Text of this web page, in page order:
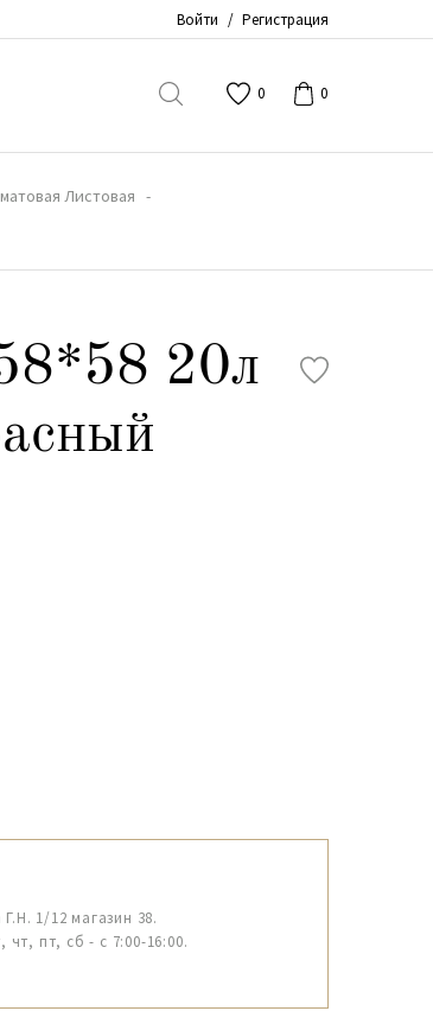
Войти / Регистрация
0 0
Листовая
20л
1/12 магазин 38.
чт, пт, сб - с 7:00-16:00.